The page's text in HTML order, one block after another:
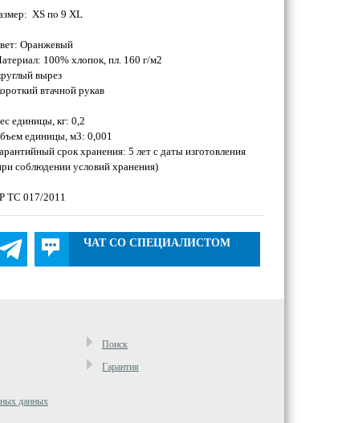
XS по 9 XL
Оранжевый
100% хлопок, пл. 160 г/м2
вырез
втачной рукав
единицы, кг: 0,2
единицы, м3: 0,001
срок хранения: 5 лет с даты изготовления
соблюдении условий хранения)
ТС 017/2011
ЧАТ СО СПЕЦИАЛИСТОМ
Поиск
Гарантия
данных